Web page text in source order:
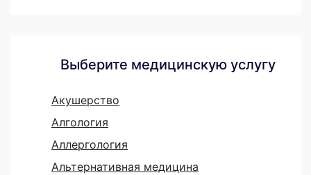
Выберите медицинскую услугу
Акушерство
Алгология
Аллергология
Альтернативная медицина